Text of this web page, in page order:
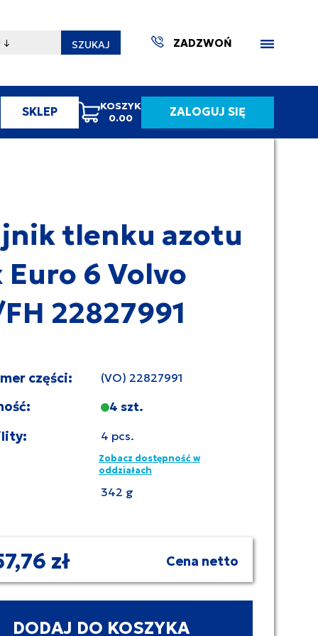
SZUKAJ ZADZWOŃ
SKLEP
KOSZYK
0.00
ZALOGUJ SIĘ
tlenku azotu
6 Volvo
22827991
części: (VO) 22827991
4 szt.
4 pcs.
Zobacz dostępność w
oddziałach
342 g
zł Cena netto
DODAJ DO KOSZYKA